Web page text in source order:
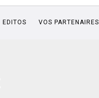
EDITOS VOS PARTENAIRES